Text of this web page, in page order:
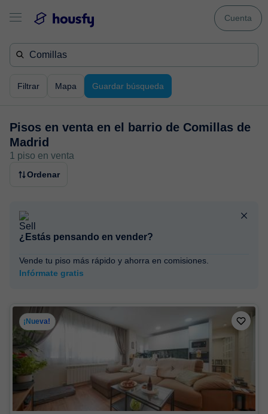
Cuenta
Filtrar Mapa Guardar búsqueda
Pisos en venta en el barrio de Comillas de
Madrid
1 piso en venta
Ordenar
¿Estás pensando en vender?
Vende tu piso más rápido y ahorra en comisiones.
Infórmate gratis
¡Nueva!